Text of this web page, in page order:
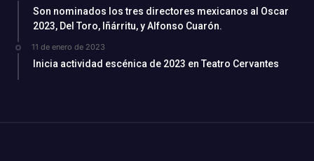
Son nominados los tres directores mexicanos al Oscar
2023, Del Toro, Iñárritu, y Alfonso Cuarón.
11 de enero de 2023
Inicia actividad escénica de 2023 en Teatro Cervantes